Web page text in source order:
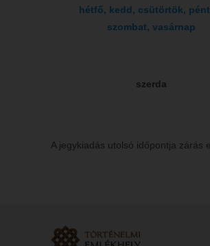
hétfő, kedd, csütörtök,
szombat, vasárnap
szerda
A jegykiadás utolsó időpontja zárás